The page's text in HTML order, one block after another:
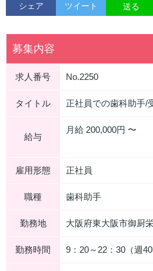
シェア ツイート 送る
募集内容
求人番号 No.2250
タイトル 正社員での歯科助手
給与
月給 200,000円 〜
雇用形態 正社員
職種 歯科助手
勤務地 大阪府東大阪市御厨
勤務時間 9：20～22：30（週